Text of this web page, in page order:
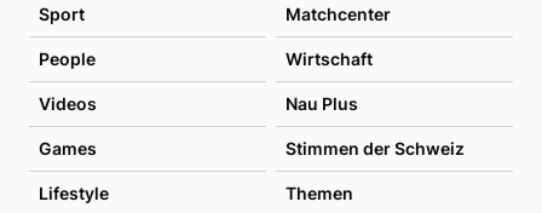
Sport Matchcenter
People Wirtschaft
Videos Nau Plus
Games Stimmen der Schweiz
Lifestyle Themen